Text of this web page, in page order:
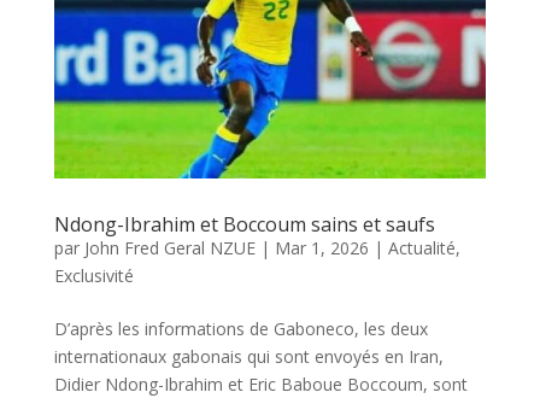
Ndong-Ibrahim et Boccoum sains et saufs
par John Fred Geral NZUE| Mar 1, 2026 | Actualité,
Exclusivité
D’après les informations de Gaboneco, les deux
internationaux gabonais qui sont envoyés en Iran,
Didier Ndong-Ibrahim et Eric Baboue Boccoum, sont